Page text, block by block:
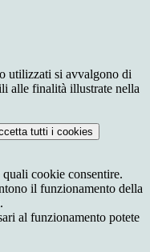
utilizzati si avvalgono di
alle finalità illustrate nella
tutti i cookies
quali cookie consentire.
il funzionamento della
al funzionamento potete